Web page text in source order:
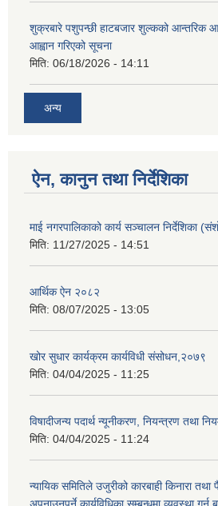
शुक्रबारे पशुपन्छी हाटबजार शुल्कको आन्तरिक
आह्वान गरिएको सूचना
मिति: 06/18/2026 - 14:11
अन्य
ऐन, कानुन तथा निर्देशिका
माई नगरपालिकाको कार्य सञ्चालन निर्देशिका
मिति: 11/27/2025 - 14:51
आर्थिक ऐन २०८२
मिति: 08/07/2025 - 13:05
खोर सुधार कार्यक्रम कार्यविधी संसोधन,२०७९
मिति: 04/04/2025 - 11:25
विषादीजन्य पदार्थ न्यूनीकरण, नियन्त्रण तथा
मिति: 04/04/2025 - 11:24
न्यायिक समितिले उजुरीको कारबाही किनारा तथा